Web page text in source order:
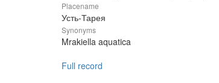
Placename
Усть-Тарея
Synonyms
Mrakiella aquatica
Full record